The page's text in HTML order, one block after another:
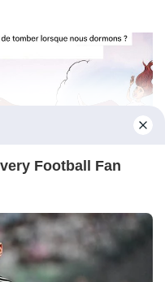
au Moment de
|
Psicologia Plus
de confidentialité